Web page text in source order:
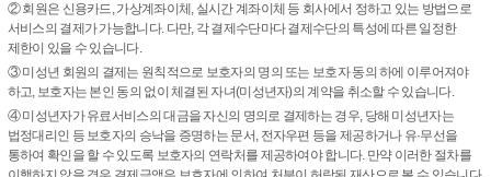
② 회원은 신용카드, 가상계좌이체, 실시간 계좌이체 등 회사에서 정하고 있는 방법으로
서비스의 결제가 가능합니다. 다만, 각 결제수단마다 결제수단의 특성에 따른 일정한
제한이 있을 수 있습니다.
③ 미성년 회원의 결제는 원칙적으로 보호자의 명의 또는 보호자 동의 하에 이루어져야
하고, 보호자는 본인 동의 없이 체결된 자녀(미성년자)의 계약을 취소할 수 있습니다.
④ 미성년자가 유료서비스의 대금을 자신의 명의로 결제하는 경우, 당해 미성년자는
법정대리인 등 보호자의 승낙을 증명하는 문서, 전자우편 등을 제공하거나 유·무선을
통하여 확인을 할 수 있도록 보호자의 연락처를 제공하여야 합니다. 만약 이러한 절차를